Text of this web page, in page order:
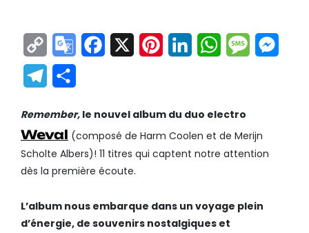
Copy
Link
GoogleFacebook
X Pinterest
LinkedInWhatsApp
Telegram
Remember, le nouvel album du duo electro
Weval (composé de Harm Coolen et de Merijn
Scholte Albers)! 11 titres qui captent notre attention
dès la première écoute.
L’album nous embarque dans un voyage plein
d’énergie, de souvenirs nostalgiques et